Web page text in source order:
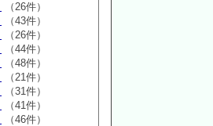
（26件）
（43件）
（26件）
（44件）
（48件）
（21件）
（31件）
（41件）
（46件）